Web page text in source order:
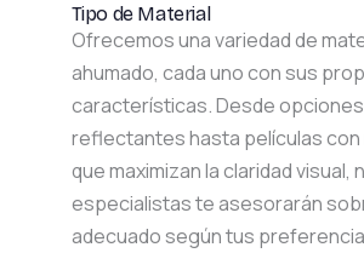
Tipo de Material
Ofrecemos una variedad de
ahumado, cada uno con sus
características. Desde
reflectantes hasta películas con
que maximizan la claridad visual,
especialistas te asesorarán
adecuado según tus